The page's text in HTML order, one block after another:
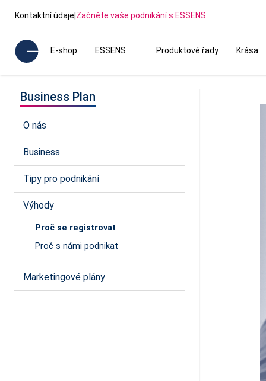
Kontaktní údaje|Začněte vaše podnikání s ESSENS
E-shop ESSENS Produktové řady Krása
Business Plan
O nás
Business
Tipy pro podnikání
Výhody
Proč se registrovat
Proč s námi podnikat
Marketingové plány